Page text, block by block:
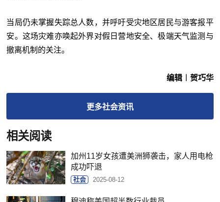
当局仍未掌握失踪总人数，并呼吁受灾地区居民与游客报平
安。这场灾难亦唤起外界对假日营地安全、极端天气监测与
撤离机制的关注。
编辑︱贺巧华
更多社会资讯
相关阅读
加州11岁女孩遭美洲狮袭击，家人用电枪
成功吓退
社会 2025-08-12